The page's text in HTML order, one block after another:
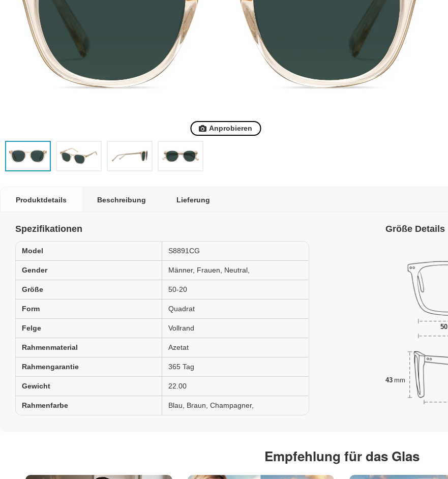
Anprobieren
Produktdetails Beschreibung Lieferung
Spezifikationen
Model S8891CG
Gender Männer, Frauen, Neutral,
Größe 50-20
Form Quadrat
Felge Vollrand
Rahmenmaterial Azetat
Rahmengarantie 365 Tag
Gewicht 22.00
Rahmenfarbe Blau, Braun, Champagner,
Größe Details
50
43 mm
Empfehlung für das Glas